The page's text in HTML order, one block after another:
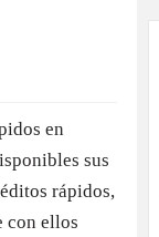
en
sus
rápidos,
con ellos